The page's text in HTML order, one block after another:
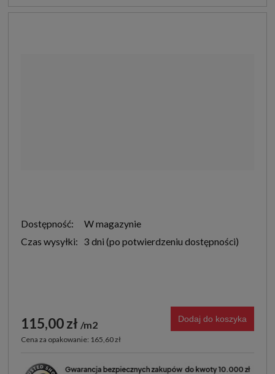
Dostępność:
W magazynie
Czas wysyłki: 3 dni
115,00 zł m2
Cena za opakowanie: 165,60 zł
Dodaj do koszyka